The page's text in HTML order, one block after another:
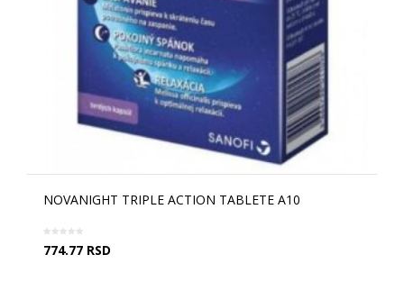
NOVANIGHT TRIPLE ACTION TABLETE A10
774.77 RSD